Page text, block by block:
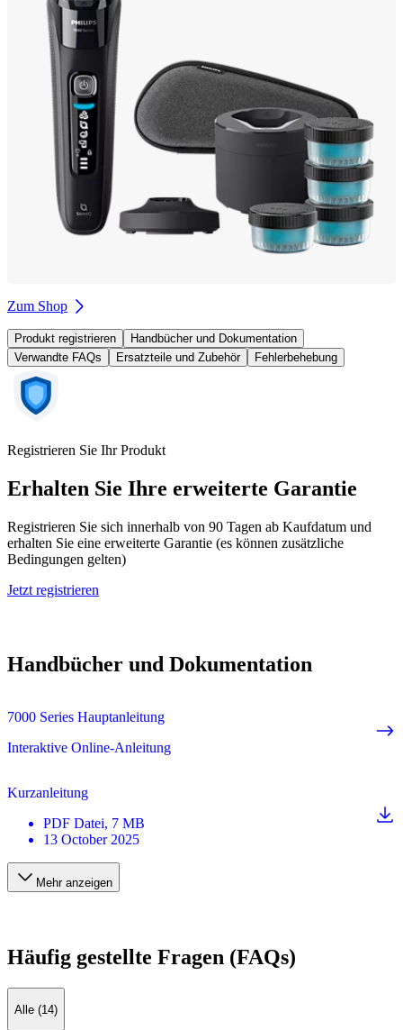
Zum Shop
Produkt registrieren
Handbücher und Dokumentation
Verwandte FAQs
Ersatzteile und Zubehör Fehlerbehebung
Registrieren Sie Ihr Produkt
Erhalten Sie Ihre erweiterte Garantie
Registrieren Sie sich innerhalb von 90 Tagen ab Kaufdatum und
erhalten Sie eine erweiterte Garantie (es können zusätzliche
Bedingungen gelten)
Jetzt registrieren
Handbücher und Dokumentation
7000 Series Hauptanleitung
Interaktive Online-Anleitung
Kurzanleitung
PDF Datei, 7 MB
13 October 2025
Mehr anzeigen
Häufig gestellte Fragen (FAQs)
Alle (14)